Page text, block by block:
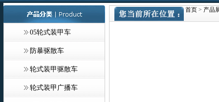
05轮式装甲车
防暴驱散车
轮式装甲驱散车
轮式装甲广播车
首页 > 产品